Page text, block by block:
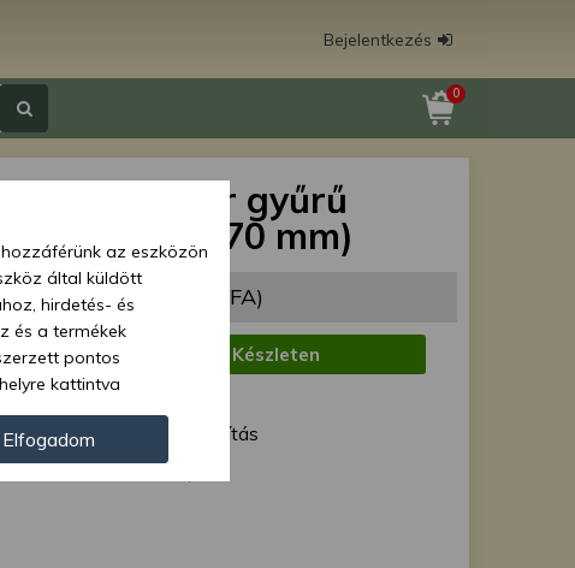
Bejelentkezés
0
kompresszor gyűrű
50-es (70 mm)
867 Ft (2 258 Ft + ÁFA)
Készleten
mód:
Normál szállítás
az eszközön
által küldött
hirdetés- és
és a termékek
pontos
kattintva
Másik
juthat, és
kezeléséhez nem
ellen. A
Elfogadom